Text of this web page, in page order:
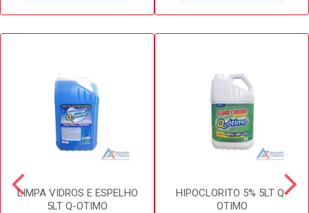
LIMPA VIDROS E ESPELHO
5LT Q-OTIMO
HIPOCLORITO 5% 5LT Q-
OTIMO